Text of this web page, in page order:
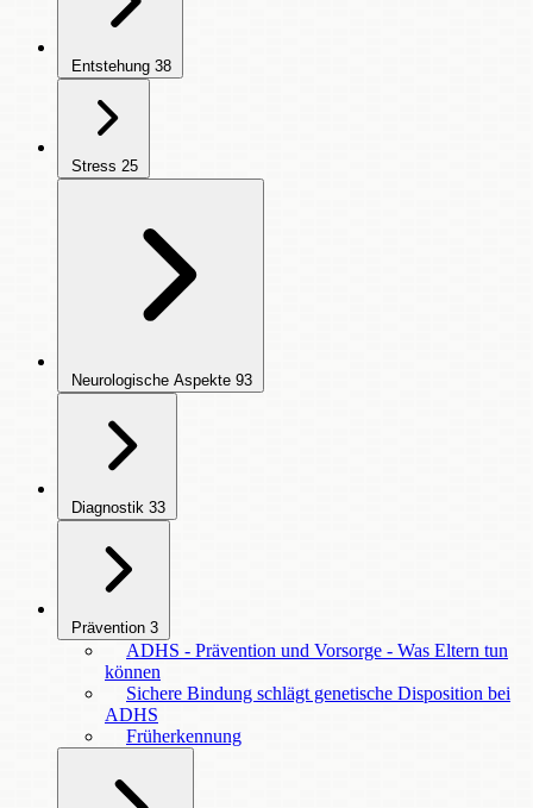
Entstehung 38
Stress 25
Neurologische Aspekte 93
Diagnostik 33
Prävention 3
ADHS - Prävention und Vorsorge - Was Eltern tun
können
Sichere Bindung schlägt genetische Disposition bei
ADHS
Früherkennung